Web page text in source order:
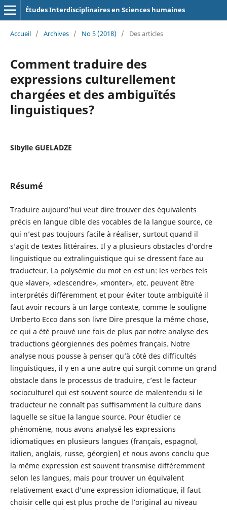
Études Interdisciplinaires en Sciences humaines
Accueil / Archives / No 5 (2018) / Des articles
Comment traduire des
expressions culturellement
chargées et des ambiguïtés
linguistiques?
Sibylle GUELADZE
Résumé
Traduire aujourd’hui veut dire trouver des équivalents
précis en langue cible des vocables de la langue source, ce
qui n’est pas toujours facile à réaliser, surtout quand il
s’agit de textes littéraires. Il y a plusieurs obstacles d’ordre
linguistique ou extralinguistique qui se dressent face au
traducteur. La polysémie du mot en est un: les verbes tels
que «laver», «descendre», «monter», etc. peuvent être
interprétés différemment et pour éviter toute ambiguïté il
faut avoir recours à un large contexte, comme le souligne
Umberto Ecco dans son livre Dire presque la même chose,
ce qui a été prouvé une fois de plus par notre analyse des
traductions géorgiennes des poèmes français. Notre
analyse nous pousse à penser qu’à côté des difficultés
linguistiques, il y en a une autre qui surgit comme un grand
obstacle dans le processus de traduire, c’est le facteur
socioculturel qui est souvent source de malentendu si le
traducteur ne connaît pas suffisamment la culture dans
laquelle se situe la langue source. Pour étudier ce
phénomène, nous avons analysé les expressions
idiomatiques en plusieurs langues (français, espagnol,
italien, anglais, russe, géorgien) et nous avons conclu que
la même expression est souvent transmise différemment
selon les langues, mais pour trouver un équivalent
relativement exact d’une expression idiomatique, il faut
choisir celle qui est plus proche de l’original au niveau